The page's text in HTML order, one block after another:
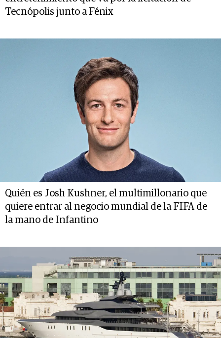
Tecnópolis junto a Fénix
Quién es Josh Kushner, el multimillonario que
quiere entrar al negocio mundial de la FIFA de
la mano de Infantino